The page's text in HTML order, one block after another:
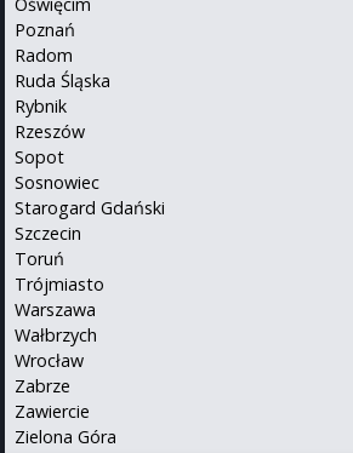
Poznań
Radom
Ruda Śląska
Rybnik
Rzeszów
Sopot
Sosnowiec
Starogard Gdański
Szczecin
Toruń
Trójmiasto
Warszawa
Wałbrzych
Wrocław
Zabrze
Zawiercie
Zielona Góra